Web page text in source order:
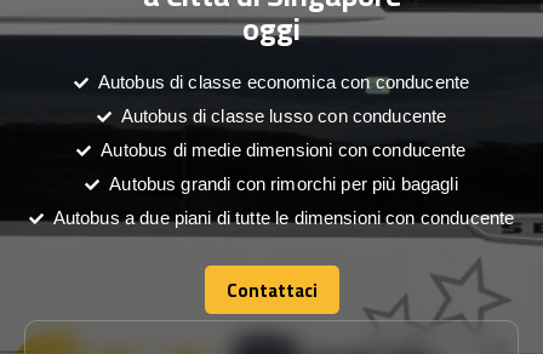
oggi
Autobus di classe economica con conducente
Autobus di classe lusso con conducente
Autobus di medie dimensioni con conducente
Autobus grandi con rimorchi per più bagagli
Autobus a due piani di tutte le dimensioni con conducente
Contattaci
Contattaci